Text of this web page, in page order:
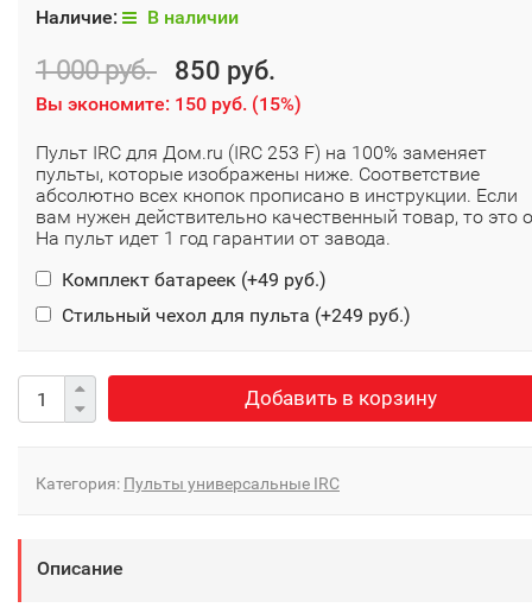
Наличие: В наличии
1 000 руб. 850 руб.
Вы экономите: 150 руб. (15%)
Пульт IRC для Дом.ru (IRC 253 F) на 100% заменяет
пульты, которые изображены ниже. Соответствие
абсолютно всех кнопок прописано в инструкции. Если
вам нужен действительно качественный товар, то это
На пульт идет 1 год гарантии от завода.
Комплект батареек (+49 руб.)
Стильный чехол для пульта (+249 руб.)
Добавить в корзину
Категория: Пульты универсальные IRC
Описание